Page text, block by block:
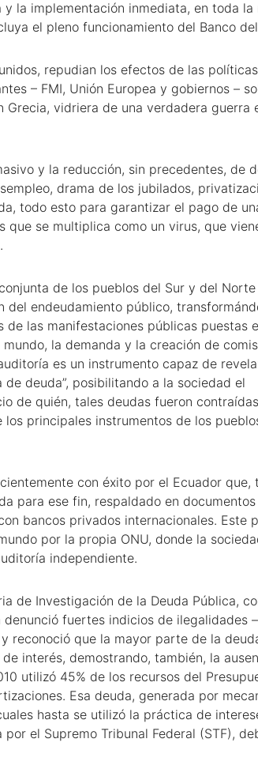
la implementación inmediata, en toda la
el pleno funcionamiento del Banco
repudian los efectos de las políticas
– FMI, Unión Europea y gobiernos –
Grecia, vidriera de una verdadera guerra
y la reducción, sin precedentes, de
drama de los jubilados,
todo esto para garantizar el pago de
que se multiplica como un virus, que
de los pueblos del Sur y del
del endeudamiento público,
las manifestaciones públicas puestas
la demanda y la creación de
es un instrumento capaz de
de deuda”, posibilitando a la sociedad el
de quién, tales deudas fueron
principales instrumentos de los
con éxito por el Ecuador que,
para ese fin, respaldado en
bancos privados internacionales. Este
por la propia ONU, donde la
independiente.
de Investigación de la Deuda Pública,
fuertes indicios de ilegalidades –
reconoció que la mayor parte de la
interés, demostrando, también, la
utilizó 45% de los recursos del
Esa deuda, generada por
hasta se utilizó la práctica de
el Supremo Tribunal Federal (STF),